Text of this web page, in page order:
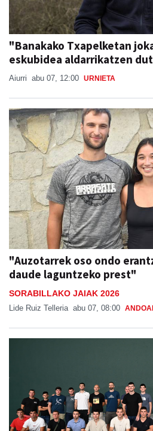
"Banakako Txapelketan
eskubidea aldarrikatzen
Aiurri abu 07, 12:00 URNIETA
"Auzotarrek oso ondo
daude laguntzeko prest"
SORABILLAKO JAIAK 2026
Lide Ruiz Telleria abu 07, 08:00